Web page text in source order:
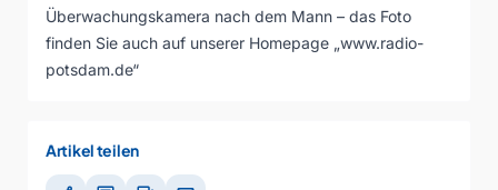
Überwachungskamera nach dem Mann – das Foto
finden Sie auch auf unserer Homepage „www.radio-
potsdam.de“
Artikel teilen